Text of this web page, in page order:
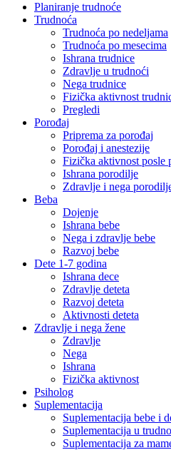
Planiranje trudnoće
Trudnoća
Trudnoća po nedeljama
Trudnoća po mesecima
Ishrana trudnice
Zdravlje u trudnoći
Nega trudnice
Fizička aktivnost
Pregledi
Porođaj
Priprema za porođaj
Porođaj i anestezije
Fizička aktivnost posle
Ishrana porodilje
Zdravlje i nega
Beba
Dojenje
Ishrana bebe
Nega i zdravlje bebe
Razvoj bebe
Dete 1-7 godina
Ishrana dece
Zdravlje deteta
Razvoj deteta
Aktivnosti deteta
Zdravlje i nega žene
Zdravlje
Nega
Ishrana
Fizička aktivnost
Psiholog
Suplementacija
Suplementacija bebe i
Suplementacija u
Suplementacija za